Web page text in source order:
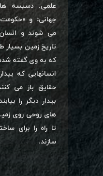
علمی. دسیسه
جهانی» و
می شوند و
تاریخ زمین بسیار
که به وی گفته
انسانهایی که
حقایق باز می
بیدار دیگر را
های روحی روی
تا راه را برای
سازند.